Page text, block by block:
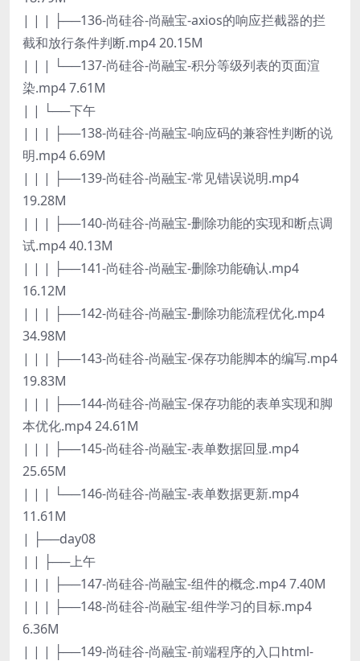
| | | ├──136-尚硅谷-尚融宝-axios的响应拦截器的拦
截和放行条件判断.mp4 20.15M
| | | └──137-尚硅谷-尚融宝-积分等级列表的页面渲
染.mp4 7.61M
| | └──下午
| | | ├──138-尚硅谷-尚融宝-响应码的兼容性判断的说
明.mp4 6.69M
| | | ├──139-尚硅谷-尚融宝-常见错误说明.mp4
19.28M
| | | ├──140-尚硅谷-尚融宝-删除功能的实现和断点调
试.mp4 40.13M
| | | ├──141-尚硅谷-尚融宝-删除功能确认.mp4
16.12M
| | | ├──142-尚硅谷-尚融宝-删除功能流程优化.mp4
34.98M
| | | ├──143-尚硅谷-尚融宝-保存功能脚本的编写.mp4
19.83M
| | | ├──144-尚硅谷-尚融宝-保存功能的表单实现和脚
本优化.mp4 24.61M
| | | ├──145-尚硅谷-尚融宝-表单数据回显.mp4
25.65M
| | | └──146-尚硅谷-尚融宝-表单数据更新.mp4
11.61M
| ├──day08
| | ├──上午
| | | ├──147-尚硅谷-尚融宝-组件的概念.mp4 7.40M
| | | ├──148-尚硅谷-尚融宝-组件学习的目标.mp4
6.36M
| | | ├──149-尚硅谷-尚融宝-前端程序的入口html-